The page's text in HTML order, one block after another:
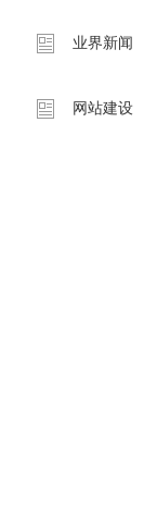
业界新闻
网站建设